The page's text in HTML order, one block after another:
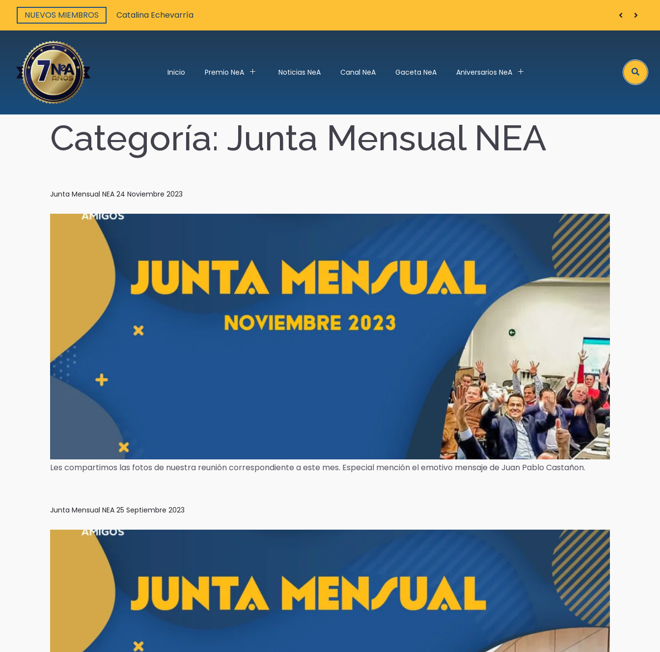
NUEVOS MIEMBROS Catalina Echevarría Arnaud
Inicio Premio NeA Noticias NeA Canal NeA Gaceta NeA Aniversarios NeA
Search
Categoría: Junta Mensual NEA
Junta Mensual NEA 24 Noviembre 2023
Les compartimos las fotos de nuestra reunión correspondiente a este mes. Especial mención el emotivo mensaje de Juan Pablo Castañon.
Junta Mensual NEA 25 Septiembre 2023